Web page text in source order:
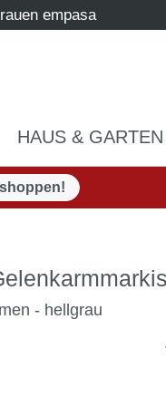
empasa
HAUS & GARTEN
- hellgrau